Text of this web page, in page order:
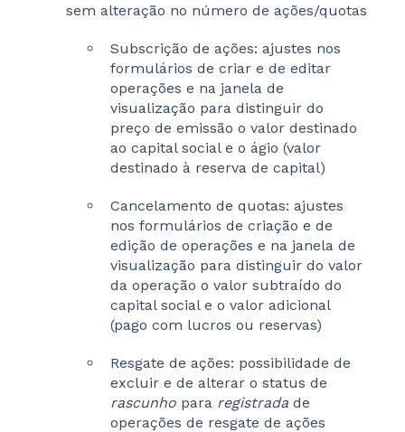
sem alteração no número de ações/quotas
Subscrição de ações: ajustes nos
formulários de criar e de editar
operações e na janela de
visualização para distinguir do
preço de emissão o valor destinado
ao capital social e o ágio (valor
destinado à reserva de capital)
Cancelamento de quotas: ajustes
nos formulários de criação e de
edição de operações e na janela de
visualização para distinguir do valor
da operação o valor subtraído do
capital social e o valor adicional
(pago com lucros ou reservas)
Resgate de ações: possibilidade de
excluir e de alterar o status de
rascunho para registrada de
operações de resgate de ações